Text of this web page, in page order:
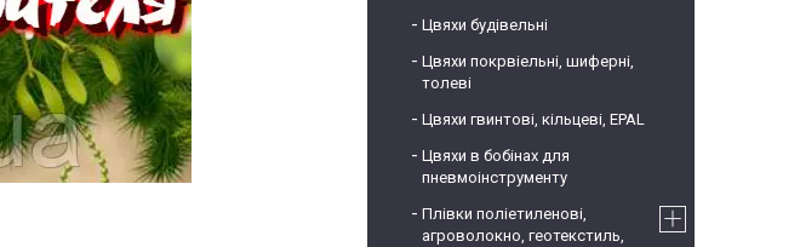
Цвяхи будівельні
Цвяхи покрвіельні, шиферні,
толеві
Цвяхи гвинтові, кільцеві, EPAL
Цвяхи в бобінах для
пневмоінструменту
Плівки поліетиленові,
агроволокно, геотекстиль,